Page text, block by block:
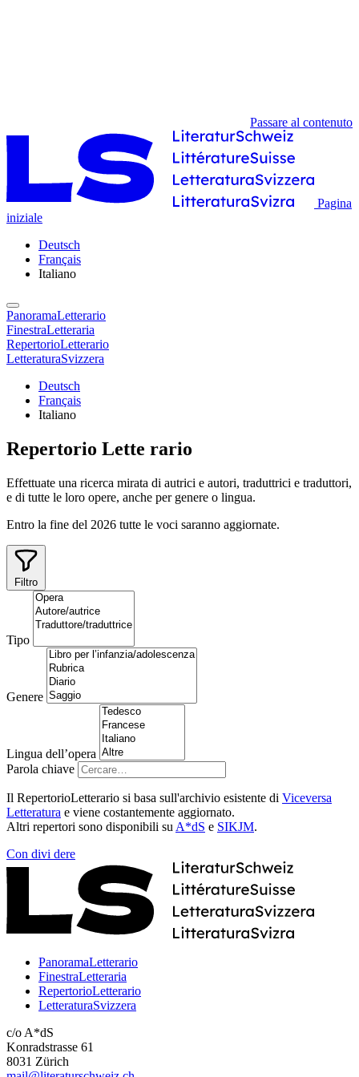
Passare al contenuto
Pagina
iniziale
Deutsch
Français
Italiano
PanoramaLetterario
FinestraLetteraria
RepertorioLetterario
LetteraturaSvizzera
Deutsch
Français
Italiano
Repertorio Lette rario
Effettuate una ricerca mirata di autrici e autori, traduttrici e traduttori,
e di tutte le loro opere, anche per genere o lingua.
Entro la fine del 2026 tutte le voci saranno aggiornate.
Filtro
Tipo
Genere
Lingua dell’opera
Parola chiave
Il RepertorioLetterario si basa sull'archivio esistente di Viceversa
Letteratura e viene costantemente aggiornato.
Altri repertori sono disponibili su A*dS e SIKJM.
Con divi dere
PanoramaLetterario
FinestraLetteraria
RepertorioLetterario
LetteraturaSvizzera
c/o A*dS
Konradstrasse 61
8031 Zürich